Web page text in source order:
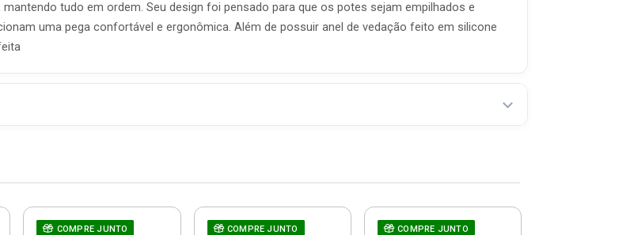
tudo em ordem. Seu design foi pensado para que os potes sejam empilhados e
uma pega confortável e ergonômica. Além de possuir anel de vedação feito em silicone
COMPRE JUNTO COMPRE JUNTO COMPRE JUNTO